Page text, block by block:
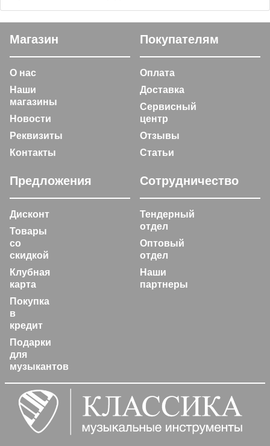
Магазин
О нас
Наши
магазины
Новости
Реквизиты
Контакты
Покупателям
Оплата
Доставка
Сервисный
центр
Отзывы
Статьи
Предложения
Дисконт
Товары
со
скидкой
Клубная
карта
Покупка
в
кредит
Подарки
для
музыкантов
Сотрудничество
Тендерный
отдел
Оптовый
отдел
Наши
партнеры